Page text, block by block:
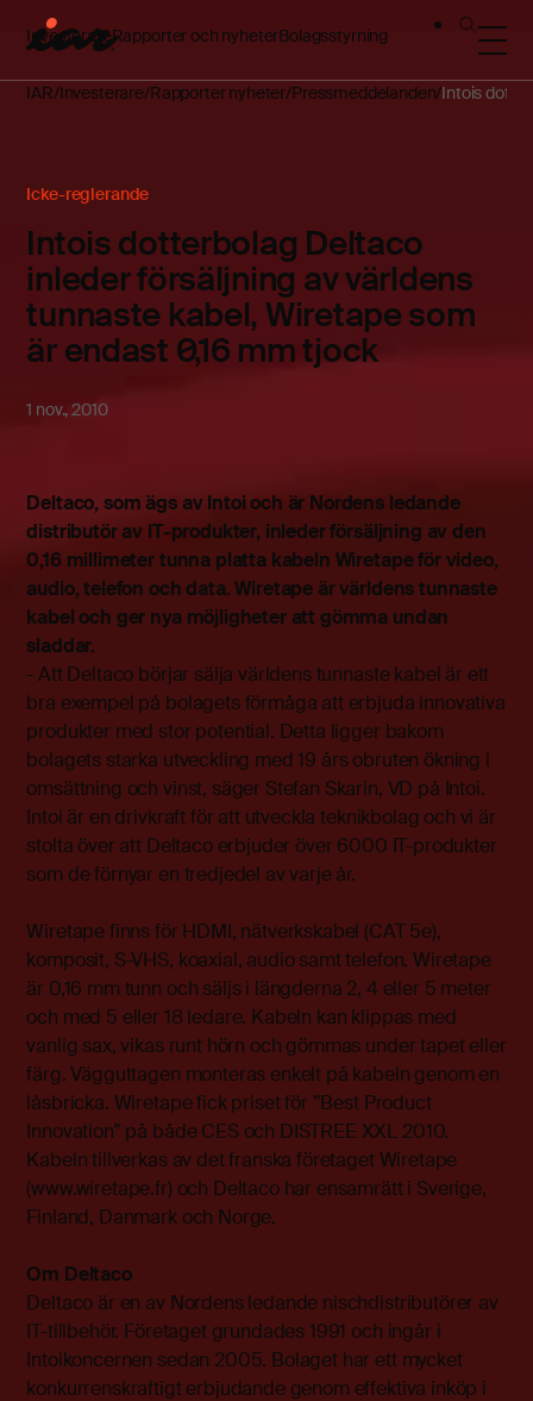
InvesterareRapporter och nyheterBolagsstyrning
IAR Investerare Rapporter nyheter Pressmeddelanden Intois
Icke-reglerande
Intois dotterbolag Deltaco
inleder försäljning av världens
tunnaste kabel, Wiretape som
är endast 0,16 mm tjock
1 nov., 2010
Deltaco, som ägs av Intoi och är Nordens ledande
distributör av IT-produkter, inleder försäljning av den
0,16 millimeter tunna platta kabeln Wiretape för video,
audio, telefon och data. Wiretape är världens tunnaste
kabel och ger nya möjligheter att gömma undan
sladdar.
- Att Deltaco börjar sälja världens tunnaste kabel är ett
bra exempel på bolagets förmåga att erbjuda innovativa
produkter med stor potential. Detta ligger bakom
bolagets starka utveckling med 19 års obruten ökning i
omsättning och vinst, säger Stefan Skarin, VD på Intoi.
Intoi är en drivkraft för att utveckla teknikbolag och vi är
stolta över att Deltaco erbjuder över 6000 IT-produkter
som de förnyar en tredjedel av varje år.
Wiretape finns för HDMI, nätverkskabel (CAT 5e),
komposit, S-VHS, koaxial, audio samt telefon. Wiretape
är 0,16 mm tunn och säljs i längderna 2, 4 eller 5 meter
och med 5 eller 18 ledare. Kabeln kan klippas med
vanlig sax, vikas runt hörn och gömmas under tapet eller
färg. Vägguttagen monteras enkelt på kabeln genom en
låsbricka. Wiretape fick priset för ”Best Product
Innovation” på både CES och DISTREE XXL 2010.
Kabeln tillverkas av det franska företaget Wiretape
(www.wiretape.fr) och Deltaco har ensamrätt i Sverige,
Finland, Danmark och Norge.
Om Deltaco
Deltaco är en av Nordens ledande nischdistributörer av
IT-tillbehör. Företaget grundades 1991 och ingår i
Intoikoncernen sedan 2005. Bolaget har ett mycket
konkurrenskraftigt erbjudande genom effektiva inköp i